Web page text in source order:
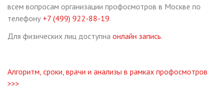
всем вопросам организации профосмотров в Москве по
телефону +7 (499) 922-88-19.
Для физических лиц доступна онлайн запись.
Алгоритм, сроки, врачи и анализы в рамках профосмотров
>>>